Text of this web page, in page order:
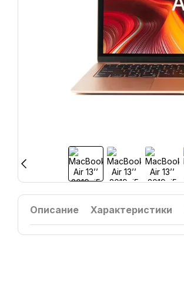
Описание Характеристики